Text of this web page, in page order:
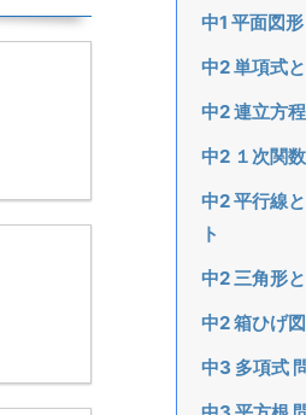
中1 平面図
中2 単項式
中2 連立方
中2 １次関
中2 平行線
ト
中2 三角形
中2 箱ひげ
中3 多項式